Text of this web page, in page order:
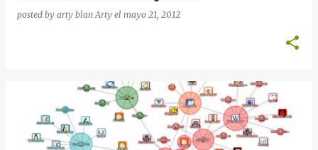
posted by arty blanArty el mayo 21, 2012